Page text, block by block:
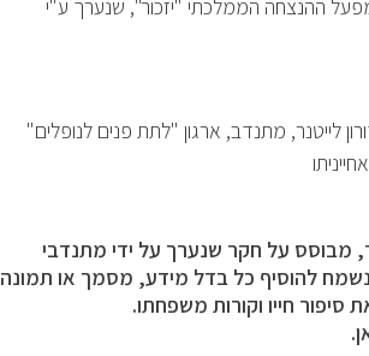
ההנצחה הממלכתי "יזכור", שנערך ע"י
לייטנר, מתנדב, ארגון "לתת פנים לנופלים"
מבוסס על חקר שנערך על ידי מתנדבי
להוסיף כל בדל מידע, מסמך או תמונה
סיפור חייו וקורות משפחתו.